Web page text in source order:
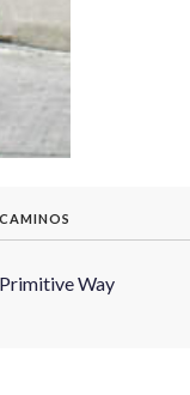
CAMINOS
Primitive Way